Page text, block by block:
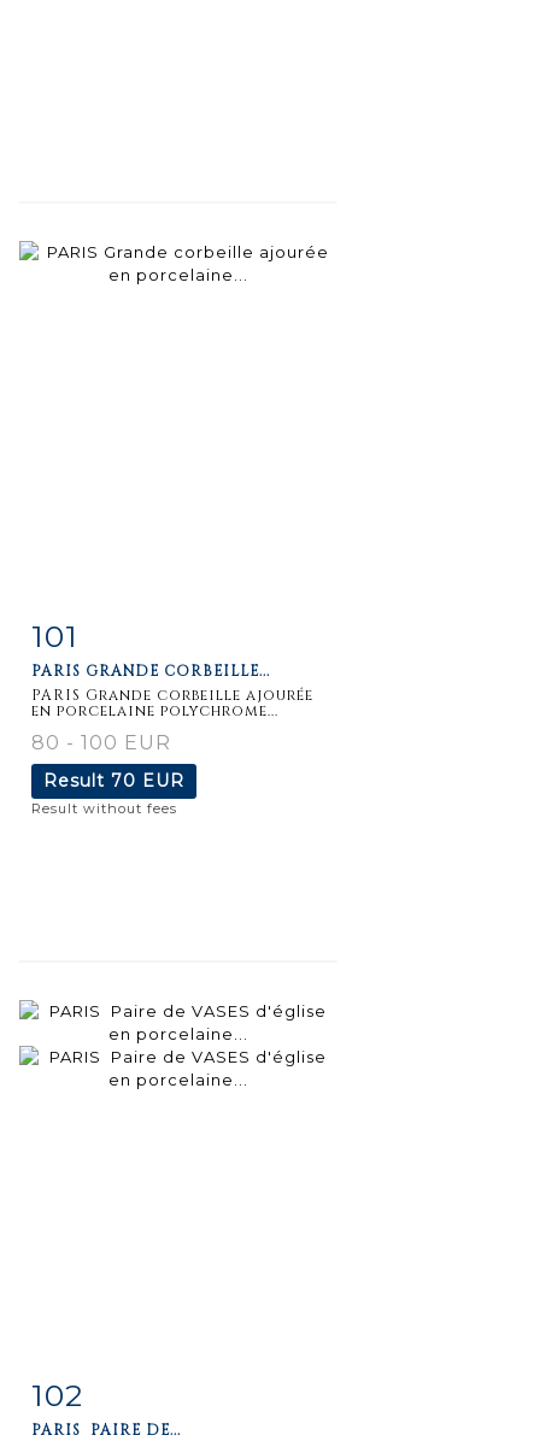
Item detail
101
PARIS GRANDE CORBEILLE...
PARIS Grande corbeille ajourée
en porcelaine polychrome...
80 - 100 EUR
Result 70 EUR
Result without fees
Item detail
102
PARIS PAIRE DE...